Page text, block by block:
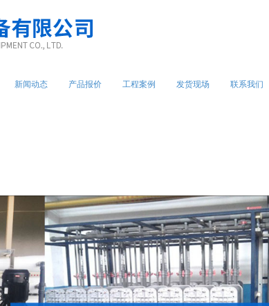
新闻动态 产品报价 工程案例 发货现场 联系我们